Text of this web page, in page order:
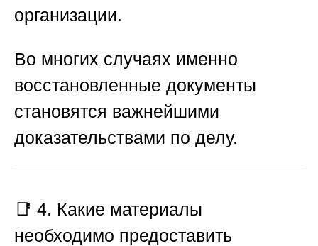
организации.
Во многих случаях именно
восстановленные документы
становятся важнейшими
доказательствами по делу.
📑 4. Какие материалы
необходимо предоставить